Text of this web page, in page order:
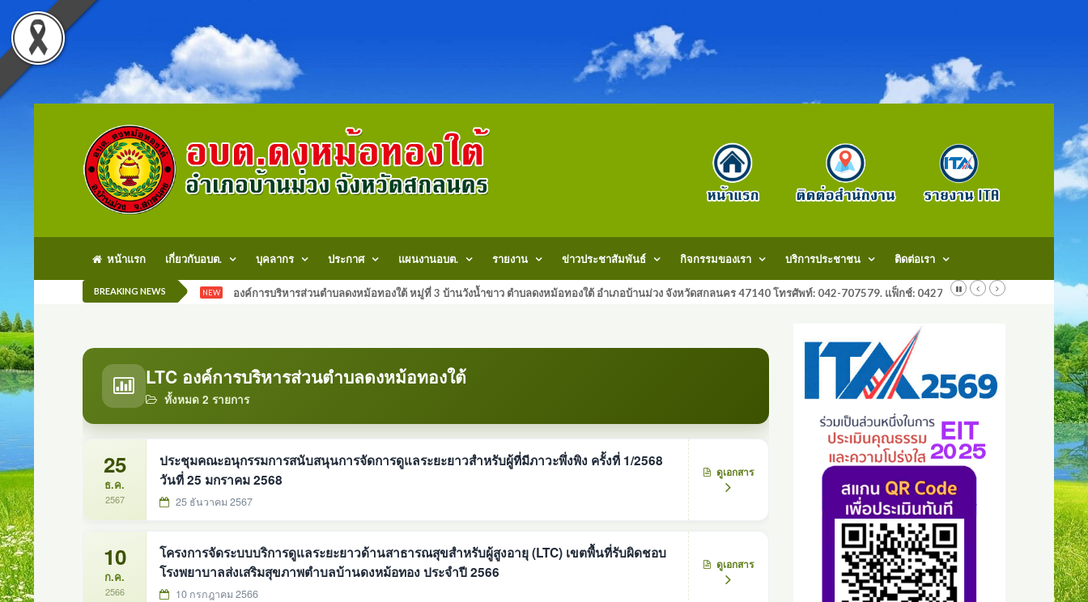
หน้าแรก เกี่ยวกับอบต. บุคลากร ประกาศ แผนงานอบต. รายงาน ข่าวประชาสัมพันธ์ กิจกรรมของเรา บริการประชาชน ติดต่อเรา
BREAKING NEWS NEW องค์การบริหารส่วนตำบลดงหม้อทองใต้ หมู่ที่ 3 บ้านวังน้ำขาว ตำบลดงหม้อทองใต้ อำเภอบ้านม่วง จังหวัดสกลนคร 47140 โทรศัพท์: 042-707579. แฟ็กช์: 042707579 E-Mail:
LTC องค์การบริหารส่วนตำบลดงหม้อทองใต้
ทั้งหมด 2 รายการ
25
ธ.ค.
2567
ประชุมคณะอนุกรรมการสนับสนุนการจัดการดูแลระยะยาวสำหรับผู้ที่มีภาวะพึ่งพิง ครั้งที่ 1/2568
วันที่ 25 มกราคม 2568
25 ธันวาคม 2567
ดูเอกสาร
10
ก.ค.
2566
โครงการจัดระบบบริการดูแลระยะยาวด้านสาธารณสุขสำหรับผู้สูงอายุ (LTC) เขตพื้นที่รับผิดชอบ
โรงพยาบาลส่งเสริมสุขภาพตำบลบ้านดงหม้อทอง ประจำปี 2566
10 กรกฎาคม 2566
ดูเอกสาร